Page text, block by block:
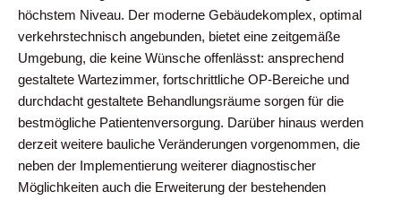
höchstem Niveau. Der moderne Gebäudekomplex, optimal
verkehrstechnisch angebunden, bietet eine zeitgemäße
Umgebung, die keine Wünsche offenlässt: ansprechend
gestaltete Wartezimmer, fortschrittliche OP-Bereiche und
durchdacht gestaltete Behandlungsräume sorgen für die
bestmögliche Patientenversorgung. Darüber hinaus werden
derzeit weitere bauliche Veränderungen vorgenommen, die
neben der Implementierung weiterer diagnostischer
Möglichkeiten auch die Erweiterung der bestehenden